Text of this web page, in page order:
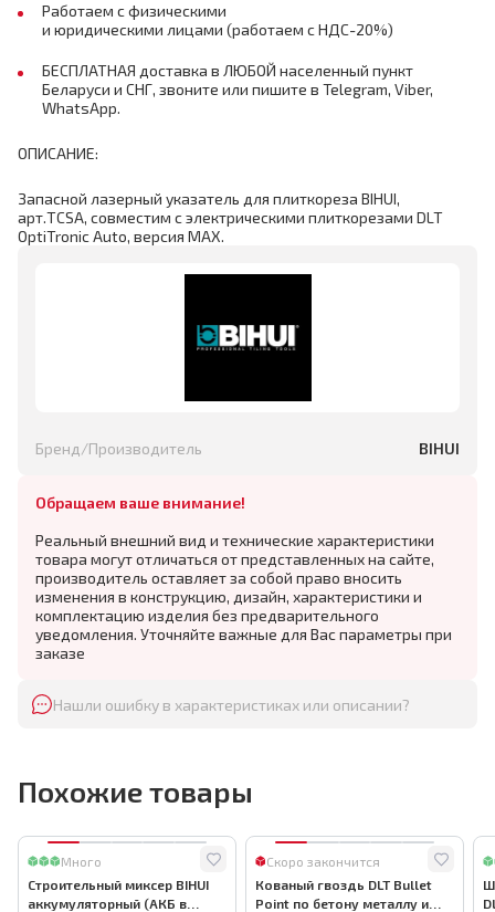
Работаем с физическими
и юридическими лицами (работаем с НДС-20%)
БЕСПЛАТНАЯ доставка в ЛЮБОЙ населенный пункт
Беларуси и СНГ, звоните или пишите в Telegram, Viber,
WhatsApp.
ОПИСАНИЕ:
Запасной лазерный указатель для плиткореза BIHUI,
арт.TCSA, совместим с электрическими плиткорезами DLT
OptiTronic Auto, версия MAX.
Бренд/Производитель BIHUI
Обращаем ваше внимание!
Реальный внешний вид и технические характеристики
товара могут отличаться от представленных на сайте,
производитель оставляет за собой право вносить
изменения в конструкцию, дизайн, характеристики и
комплектацию изделия без предварительного
уведомления. Уточняйте важные для Вас параметры при
заказе
Нашли ошибку в характеристиках или описании?
Похожие товары
Много
Строительный миксер BIHUI
аккумуляторный (АКБ в
Скоро закончится
Кованый гвоздь DLT Bullet
Point по бетону металлу и